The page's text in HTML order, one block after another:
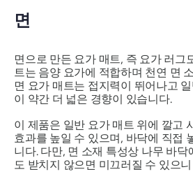
면
면으로 만든 요가 매트, 즉 요가 러그
트는 음양 요가에 적합하며 천연 면
면 요가 매트는 접지력이 뛰어나고
이 약간 더 넓은 경향이 있습니다.
이 제품은 일반 요가 매트 위에 깔고
효과를 높일 수 있으며, 바닥에 직접
니다. 다만, 면 소재 특성상 나무 바닥
도 받치지 않으면 미끄러질 수 있으